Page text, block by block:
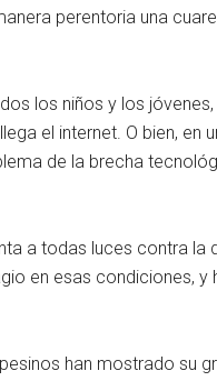
perentoria una
los niños y los
el internet. O bien, en
de la brecha
a todas luces contra la
en esas condiciones, y
han mostrado su